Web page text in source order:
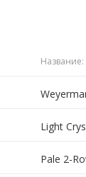
Название:
Light
Pale 2-